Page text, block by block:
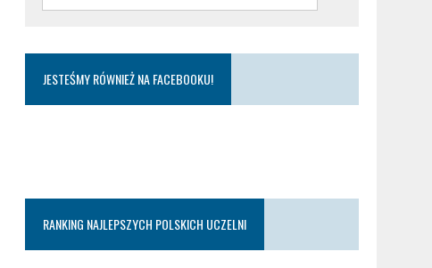
JESTEŚMY RÓWNIEŻ NA FACEBOOKU!
RANKING NAJLEPSZYCH POLSKICH UCZELNI